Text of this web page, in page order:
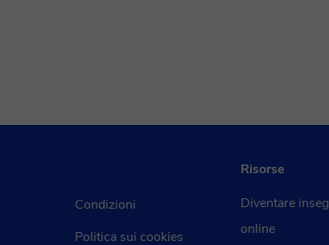
Condizioni
Politica sui cookies
Risorse
Diventare
online